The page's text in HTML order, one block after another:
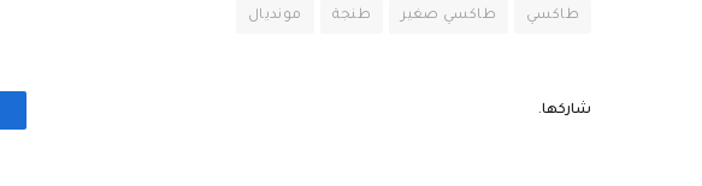
طاكسي طاكسي صغير طنجة مونديال
شاركها.